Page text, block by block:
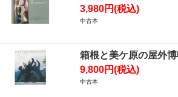
3,980円(税込)
中古本
箱根と美ケ原の屋外
9,800円(税込)
中古本